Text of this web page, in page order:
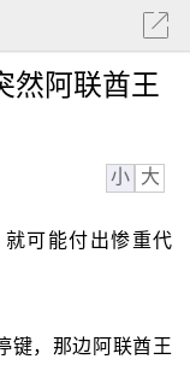
然阿联酋王
小 大
可能付出惨重代
键，那边阿联酋王